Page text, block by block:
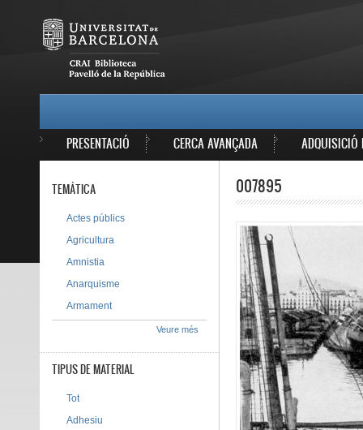
PRESENTACIÓ CERCA AVANÇADA ADQUISICIÓ
007895
TEMÀTICA
Actes públics
Agricultura
Amnistia
Anarquisme
Armament
Veure més
TIPUS DE MATERIAL
Tot
Adhesiu